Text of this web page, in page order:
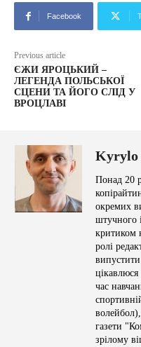
Facebook
Previous article
ЄЖИ ЯРОЦЬКИЙ –
ЛЕГЕНДА ПОЛЬСЬКОЇ
СЦЕНИ ТА ЙОГО СЛІД У
ВРОЦЛАВІ
Kyrylo
Понад 20
окремих
штучного
критиком
ролі
час
газети
зрілому